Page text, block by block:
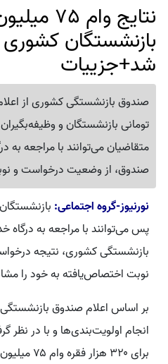
نتایج وام
بازنشستگان کشوری
شد+جزییات
تومانی بازنشستگان و
متقاضیان می‌توانند با مراجعه به
صندوق، از وضعیت درخواست و
نورنیوز-گروه اجتماعی:
پس می‌توانند با مراجعه به درگاه
نوبت اختصاص‌یافته به خود را
بر اساس اعلام صندوق
انجام اولویت‌بندی‌ها و با در نظر
برای ۳۲۰